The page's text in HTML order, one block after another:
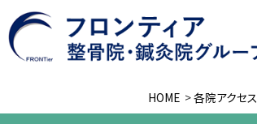
HOME >各院アクセス